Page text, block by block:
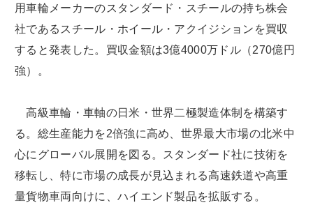
用車輪メーカーのスタンダード・スチールの持ち株会
社であるスチール・ホイール・アクイジションを買収
すると発表した。買収金額は3億4000万ドル（270億円
強）。
高級車輪・車軸の日米・世界二極製造体制を構築す
る。総生産能力を2倍強に高め、世界最大市場の北米中
心にグローバル展開を図る。スタンダード社に技術を
移転し、特に市場の成長が見込まれる高速鉄道や高重
量貨物車両向けに、ハイエンド製品を拡販する。